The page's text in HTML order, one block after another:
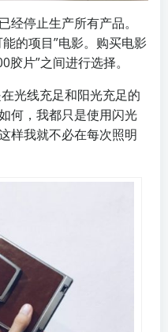
经停止生产所有产品。
的项目”电影。购买电影
胶片”之间进行选择。
光线充足和阳光充足的
何，我都只是使用闪光
样我就不必在每次照明